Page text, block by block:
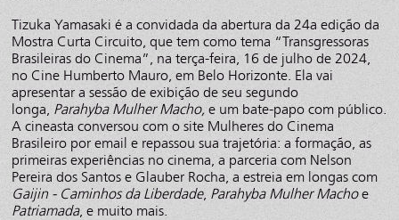
Tizuka Yamasaki é a convidada da abertura da 24a edição da
Mostra Curta Circuito, que tem como tema “Transgressoras
Brasileiras do Cinema”, na terça-feira, 16 de julho de 2024,
no Cine Humberto Mauro, em Belo Horizonte. Ela vai
apresentar a sessão de exibição de seu segundo
longa, Parahyba Mulher Macho, e um bate-papo com público.
A cineasta conversou com o site Mulheres do Cinema
Brasileiro por email e repassou sua trajetória: a formação, as
primeiras experiências no cinema, a parceria com Nelson
Pereira dos Santos e Glauber Rocha, a estreia em longas com
Gaijin - Caminhos da Liberdade,Parahyba Mulher Machoe
Patriamada, e muito mais.